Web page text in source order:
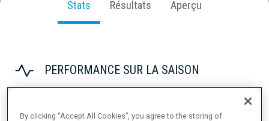
Stats Résultats Aperçu
PERFORMANCE SUR LA SAISON
By clicking “Accept All Cookies”, you agree to the storing of